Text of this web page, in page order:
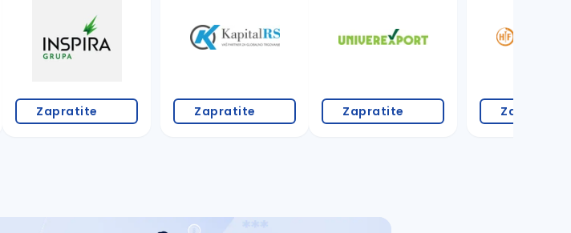
Zapratite Zapratite Zapratite Zapratite